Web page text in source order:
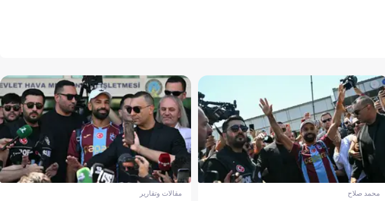
محمد صلاح مقالات وتقارير